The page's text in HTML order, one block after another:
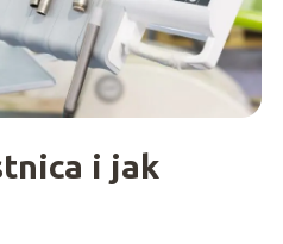
i jak